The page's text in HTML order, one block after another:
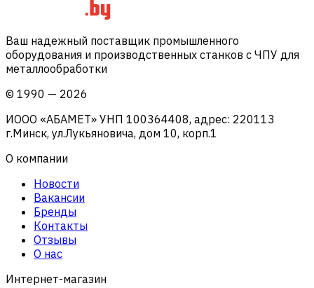
Ваш надежный поставщик промышленного
оборудования и производственных станков с ЧПУ для
металлообработки
© 1990 — 2026
ИООО «АБАМЕТ» УНП 100364408, адрес: 220113
г.Минск, ул.Лукьяновича, дом 10, корп.1
О компании
Новости
Вакансии
Бренды
Контакты
Отзывы
О нас
Интернет-магазин